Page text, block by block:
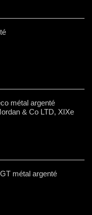
métal argenté
& Co LTD, XIXe
métal argenté